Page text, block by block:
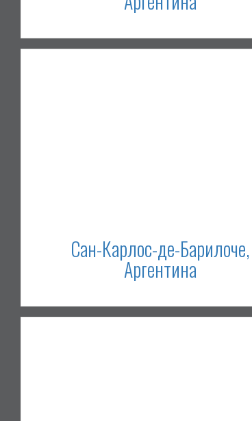
Сан-Карлос-де-Барилоче,
Аргентина